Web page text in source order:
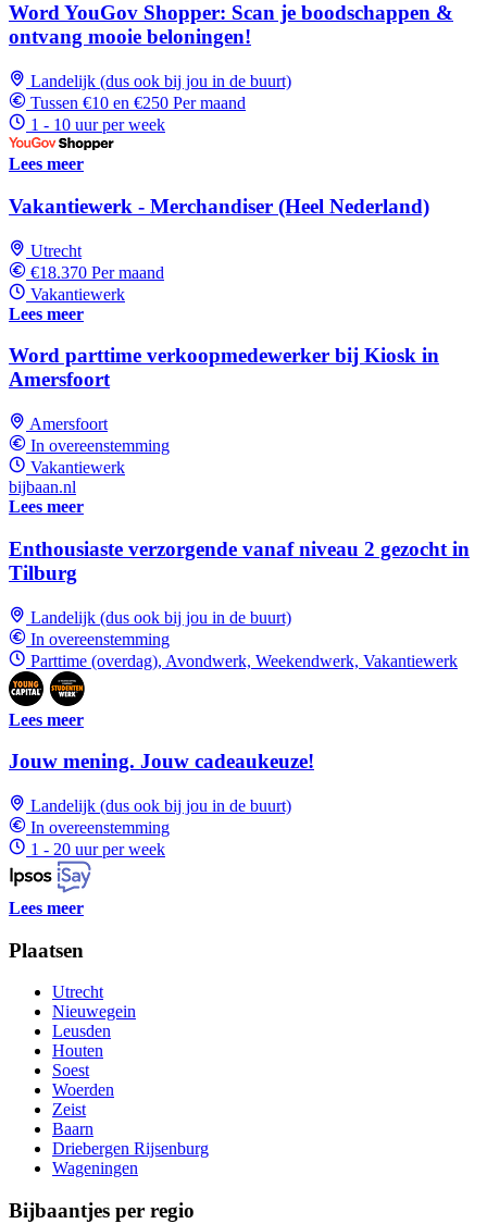
Word YouGov Shopper: Scan je boodschappen &
ontvang mooie beloningen!
Landelijk (dus ook bij jou in de buurt)
Tussen €10 en €250 Per maand
1 - 10 uur per week
Lees meer
Vakantiewerk - Merchandiser (Heel Nederland)
Utrecht
€18.370 Per maand
Vakantiewerk
Lees meer
Word parttime verkoopmedewerker bij Kiosk in
Amersfoort
Amersfoort
In overeenstemming
Vakantiewerk
bijbaan.nl
Lees meer
Enthousiaste verzorgende vanaf niveau 2 gezocht in
Tilburg
Landelijk (dus ook bij jou in de buurt)
In overeenstemming
Parttime (overdag), Avondwerk, Weekendwerk, Vakantiewerk
Lees meer
Jouw mening. Jouw cadeaukeuze!
Landelijk (dus ook bij jou in de buurt)
In overeenstemming
1 - 20 uur per week
Lees meer
Plaatsen
Utrecht
Nieuwegein
Leusden
Houten
Soest
Woerden
Zeist
Baarn
Driebergen Rijsenburg
Wageningen
Bijbaantjes per regio